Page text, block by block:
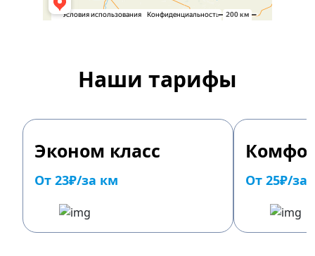
Наши тарифы
Эконом класс
От 23₽/за км От 25₽/за